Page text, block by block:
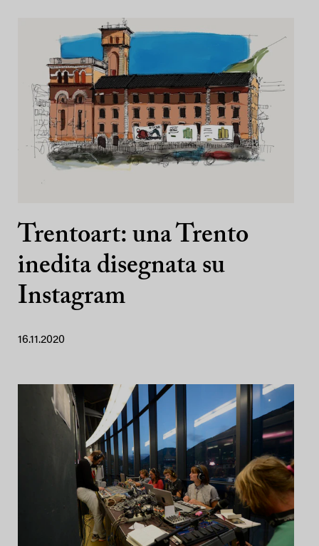
Trentoart: una Trento
inedita disegnata su
Instagram
16.11.2020